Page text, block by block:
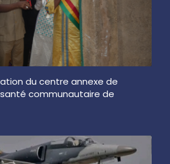
du centre annexe de
communautaire de